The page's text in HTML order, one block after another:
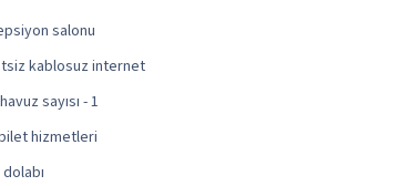
salonu
kablosuz internet
sayısı - 1
hizmetleri